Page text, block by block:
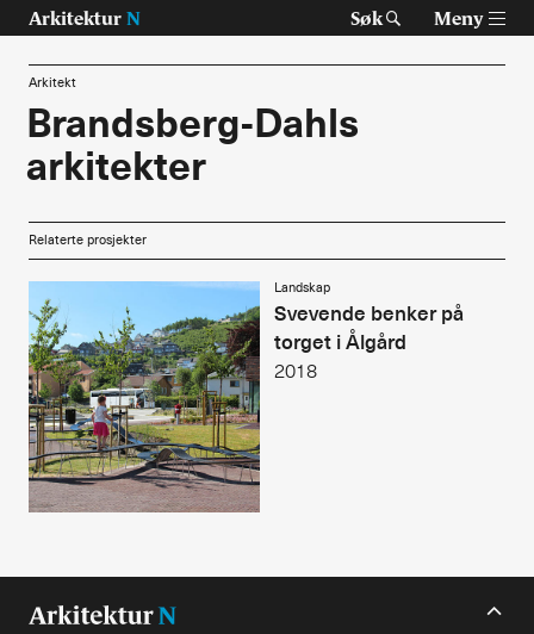
Arkitektur N Søk Meny
Tidsskrift for arkitektur, interiør og landskap
Temaer
Prosjekter
Artikler
Om Arkitektur N
Siste utgave
Tidligere utgaver
Abonnere
Tast retur for å søke eller esc for å lukke
Arkitekt
Brandsberg-Dahls
arkitekter
Relaterte prosjekter
Landskap
Svevende benker på
torget i Ålgård
2018